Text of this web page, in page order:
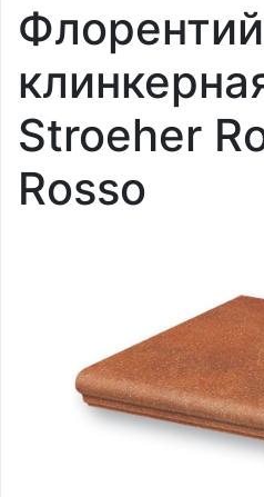
Stroeher
Rosso